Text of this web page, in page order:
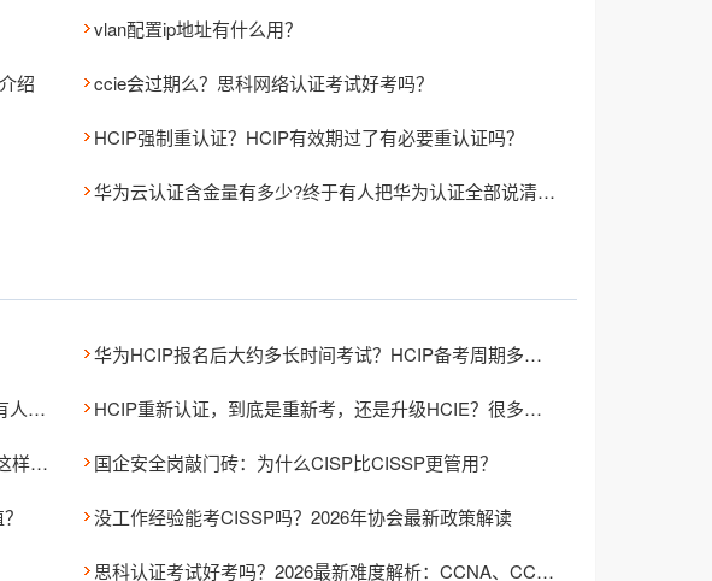
vlan配置ip地址有什么用？
绍 ccie会过期么？思科网络认证考试好考吗？
HCIP强制重认证？HCIP有效期过了有必要重认证吗？
华为云认证含金量有多少?终于有人把华为认证全部说清楚了
华为HCIP报名后大约多长时间考试？HCIP备考周期多久？
考个CCIE证书到底有什么用处？为什么有人涨薪，有人却没变化？ HCIP重新认证，到底是重新考，还是升级HCIE？很多人选错了
HCIP数通题库还有必要刷吗？2026年考试变化后，这样刷题通过率更高 国企安全岗敲门砖：为什么CISP比CISSP更管用？
没工作经验能考CISSP吗？2026年协会最新政策解读
思科认证考试好考吗？2026最新难度解析：CCNA、CCNP、CCIE哪个最容易通过？